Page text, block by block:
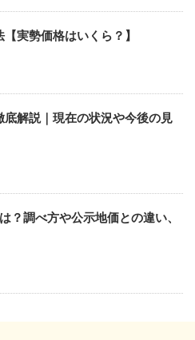
実勢価格はいくら？】
解説｜現在の状況や今後の見
？調べ方や公示地価との違い、